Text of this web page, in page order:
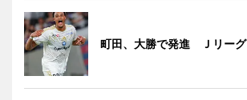
町田、大勝で発進 Ｊリーグ